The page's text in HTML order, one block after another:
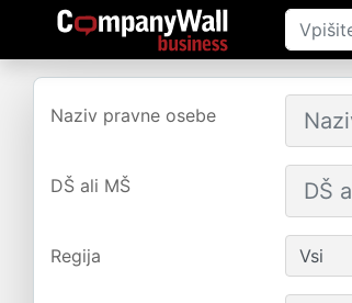
Naziv pravne osebe
DŠ ali MŠ
Regija